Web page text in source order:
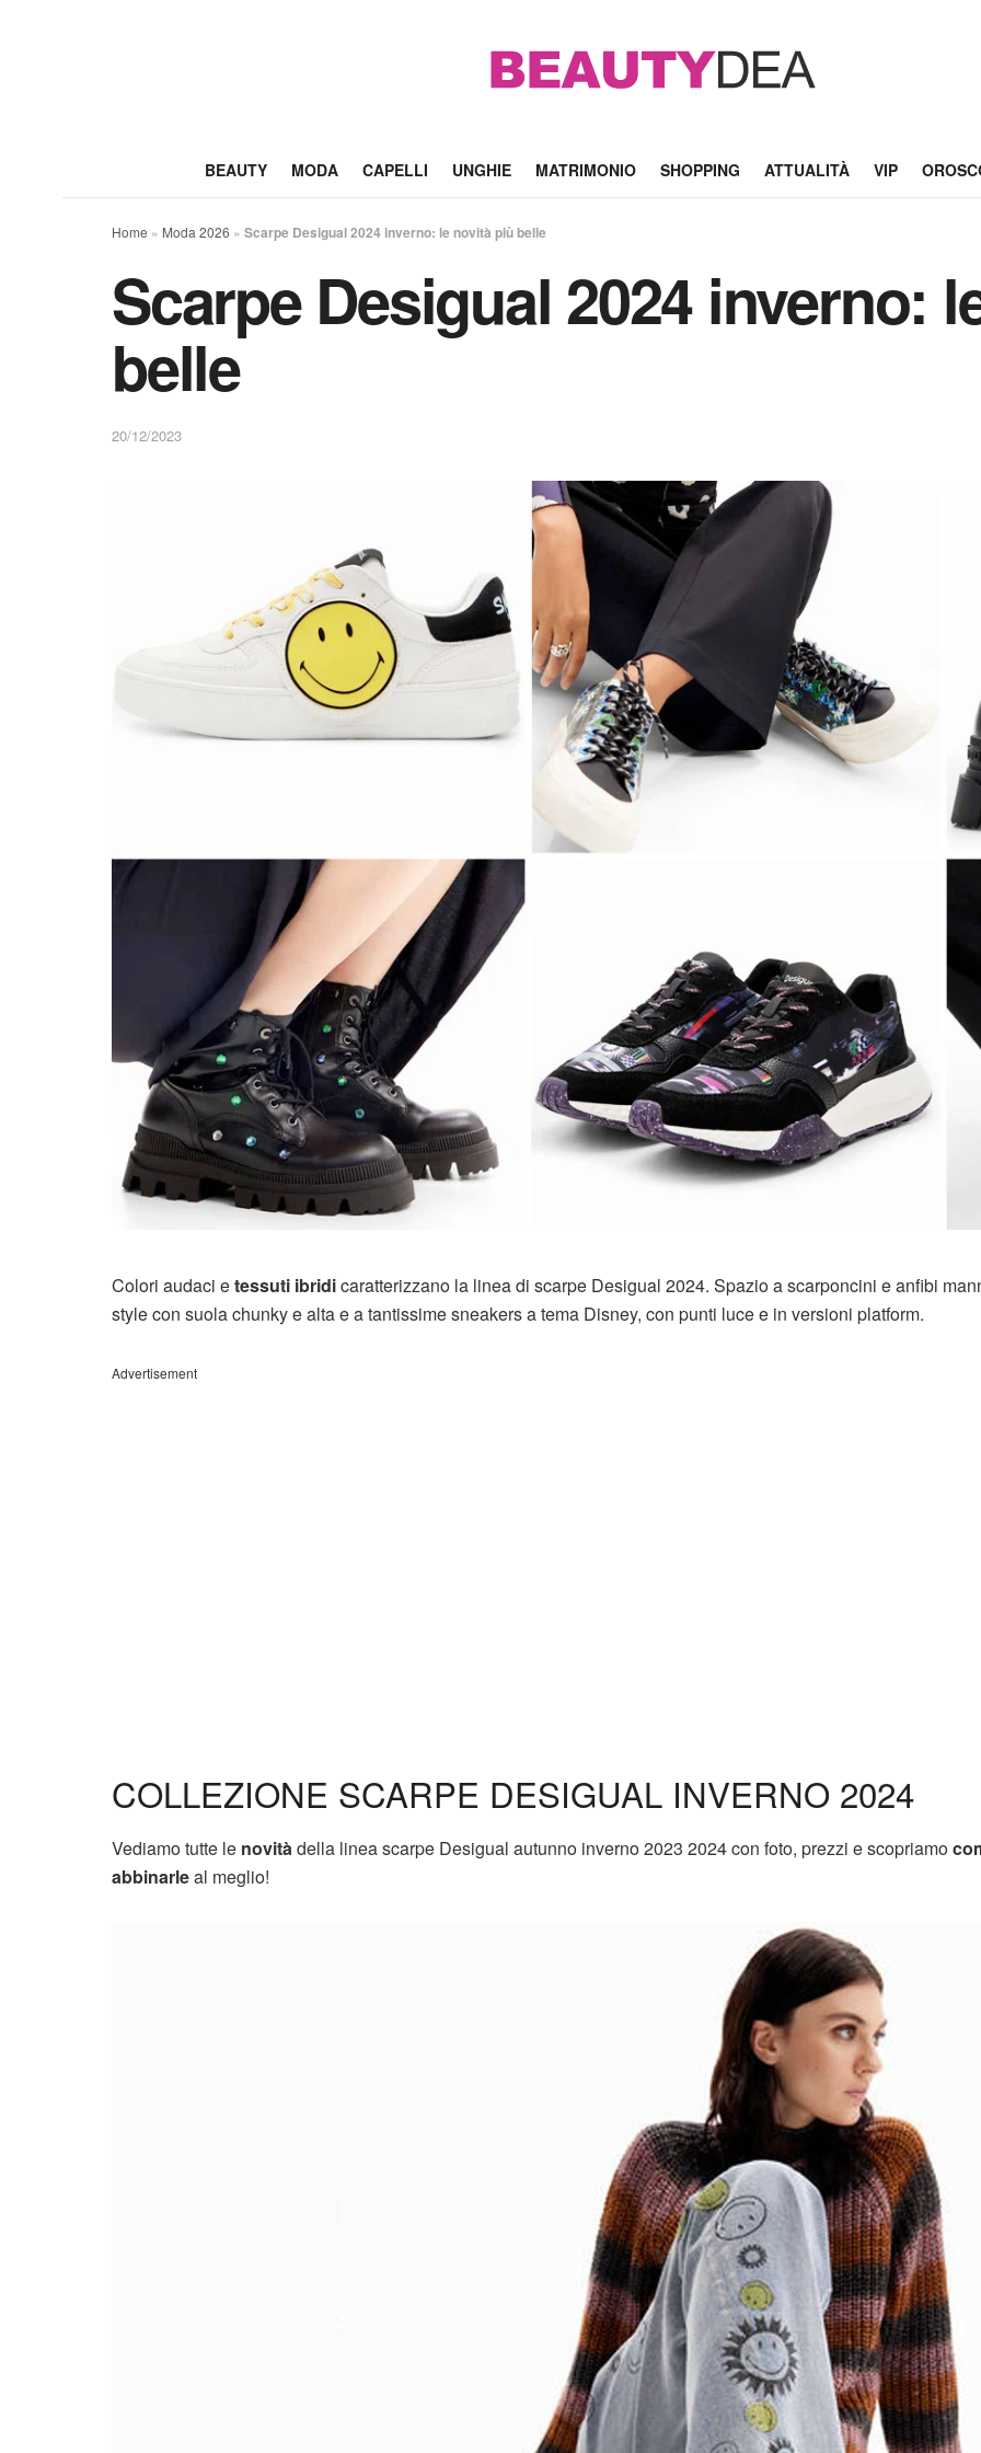
BEAUTY MODA CAPELLI UNGHIE MATRIMONIO SHOPPING ATTUALITÀ VIP
Home » Moda 2026 » Scarpe Desigual 2024 inverno: le novità più belle
Scarpe Desigual 2024 inverno:
belle
20/12/2023
Colori audaci etessuti ibridicaratterizzano la linea di scarpe Desigual 2024. Spazio a scarponcini e anfibi
style con suola chunky e alta e a tantissime sneakers a tema Disney, con punti luce e in versioni platform.
Advertisement
COLLEZIONE SCARPE DESIGUAL INVERNO 2024
Vediamo tutte le novitàdella linea scarpe Desigual autunno inverno 2023 2024 con foto, prezzi e scopriamo
abbinarleal meglio!